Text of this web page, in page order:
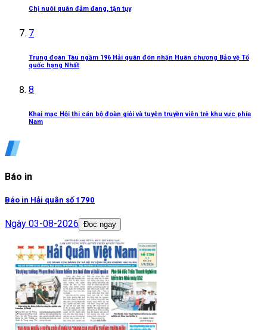
Chị nuôi quân đảm đang, tận tụy
7
Trung đoàn Tàu ngầm 196 Hải quân đón nhận Huân chương Bảo vệ Tổ
quốc hạng Nhất
8
Khai mạc Hội thi cán bộ đoàn giỏi và tuyên truyền viên trẻ khu vực phía
Nam
Báo in
Báo in Hải quân số 1790
Ngày 03-08-2026 Đọc ngay